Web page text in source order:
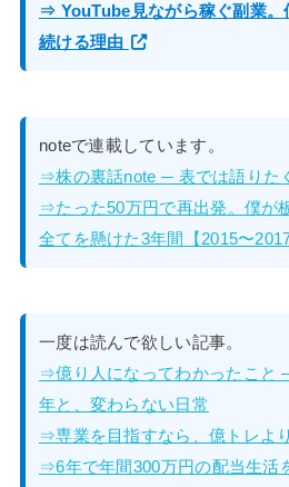
⇒ YouTube見ながら稼ぐ副業。
続ける理由
noteで連載しています。
⇒株の裏話note ─ 表では語りた
⇒たった50万円で再出発。僕が
全てを懸けた3年間【2015〜2017
一度は読んで欲しい記事。
⇒億り人になってわかったこと
年と、変わらない日常
⇒専業を目指すなら、億トレよ
⇒6年で年間300万円の配当生活